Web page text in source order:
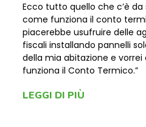
Ecco tutto quello che c’è da
come funziona il conto
piacerebbe usufruire delle
fiscali installando pannelli
della mia abitazione e
funziona il Conto Termico.”
LEGGI DI PIÙ